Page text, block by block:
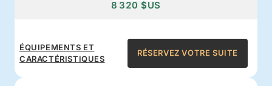
8 320 $US
ÉQUIPEMENTS ET
CARACTÉRISTIQUES
RÉSERVEZ VOTRE SUITE